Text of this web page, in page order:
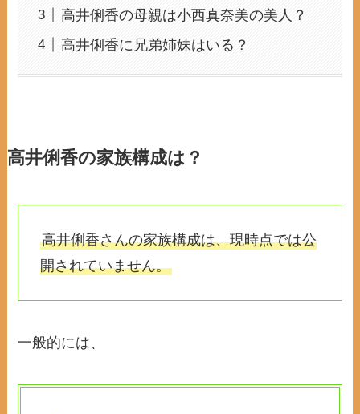
高井俐香の母親は小西真奈美の美人？
高井俐香に兄弟姉妹はいる？
高井俐香の家族構成は？
高井俐香さんの家族構成は、現時点では公
開されていません。
一般的には、